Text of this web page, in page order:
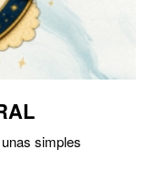
simples